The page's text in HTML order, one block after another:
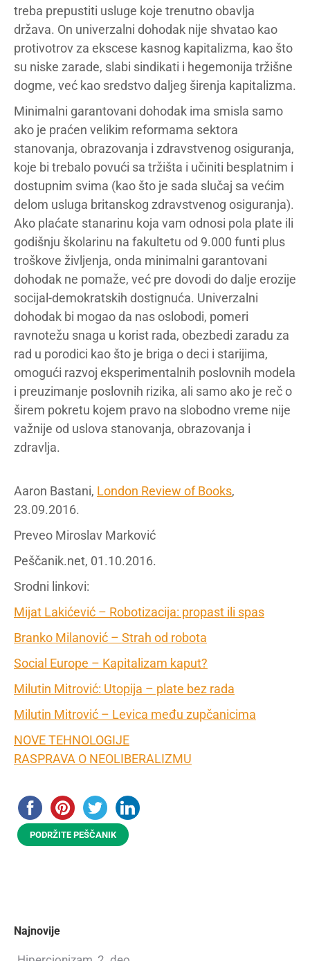
treba prepustiti usluge koje trenutno obavlja
država. On univerzalni dohodak nije shvatao kao
protivotrov za ekscese kasnog kapitalizma, kao što
su niske zarade, slabi sindikati i hegemonija tržišne
dogme, već kao sredstvo daljeg širenja kapitalizma.
Minimalni garantovani dohodak ima smisla samo
ako je praćen velikim reformama sektora
stanovanja, obrazovanja i zdravstvenog osiguranja,
koje bi trebalo povući sa tržišta i učiniti besplatnim i
dostupnim svima (kao što je sada slučaj sa većim
delom usluga britanskog zdravstvenog osiguranja).
Ako plaćate stanarinu koja vam odnosi pola plate ili
godišnju školarinu na fakultetu od 9.000 funti plus
troškove življenja, onda minimalni garantovani
dohodak ne pomaže, već pre dovodi do dalje erozije
socijal-demokratskih dostignuća. Univerzalni
dohodak bi mogao da nas oslobodi, pomeri
ravnotežu snaga u korist rada, obezbedi zaradu za
rad u porodici kao što je briga o deci i starijima,
omogući razvoj eksperimentalnih poslovnih modela
i preuzimanje poslovnih rizika, ali samo ako je reč o
širem pokretu kojem pravo na slobodno vreme nije
važnije od uslova stanovanja, obrazovanja i
zdravlja.
Aaron Bastani, London Review of Books,
23.09.2016.
Preveo Miroslav Marković
Peščanik.net, 01.10.2016.
Srodni linkovi:
Mijat Lakićević – Robotizacija: propast ili spas
Branko Milanović – Strah od robota
Social Europe – Kapitalizam kaput?
Milutin Mitrović: Utopija – plate bez rada
Milutin Mitrović – Levica među zupčanicima
NOVE TEHNOLOGIJE
RASPRAVA O NEOLIBERALIZMU
PODRŽITE PEŠČANIK
Najnovije